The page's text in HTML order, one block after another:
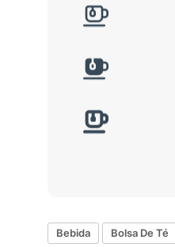
Bebida Bolsa De Té